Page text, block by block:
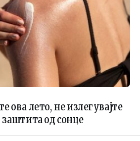
ова лето, не излегувајте
заштита од сонце